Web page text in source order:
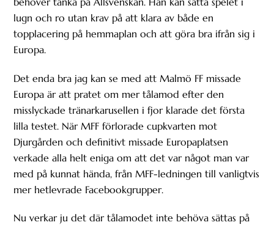
lugn och ro utan krav på att klara av både en
topplacering på hemmaplan och att göra bra ifrån sig i
Europa.
Det enda bra jag kan se med att Malmö FF missade
Europa är att pratet om mer tålamod efter den
misslyckade tränarkarusellen i fjor klarade det första
lilla testet. När MFF förlorade cupkvarten mot
Djurgården och definitivt missade Europaplatsen
verkade alla helt eniga om att det var något man var
med på kunnat hända, från MFF-ledningen till vanligtvis
mer hetlevrade Facebookgrupper.
Nu verkar ju det där tålamodet inte behöva sättas på